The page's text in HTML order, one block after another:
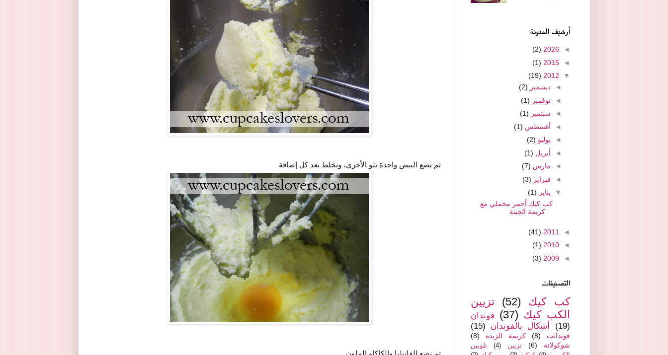
ثم نضع البيض واحدة تلو الأخرى، ونخلط بعد كل إضافة
ثم نضع الفانيليا والكاكاو الملون
أرشيف المدونة
◄
2026
(2)
◄
2015
(1)
▼
2012
(19)
◄ديسمبر (2)
◄ نوفمبر (1)
◄ سبتمبر (1)
◄ أغسطس (1)
◄ يوليو (2)
◄ أبريل (1)
◄ مارس (7)
◄ فبراير (3)
▼ يناير (1)
كب كيك أحمر مخملي مع
كريمة الجبنة
◄
2011
(41)
◄
2010
(1)
◄
2009
(3)
التصنيفات
كب كيك (52)
تزيين
الكب كيك (37)
فوندان
(19)
أشكال بالفوندان (15)
فوندانت (8) كريمة الزبدة
(8)
شوكولاتة
(6) تزيين (4)
تلويين